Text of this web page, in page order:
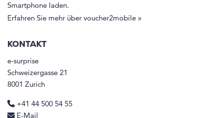
Smartphone laden.
Erfahren Sie mehr über voucher2mobile »
KONTAKT
e-surprise
Schweizergasse 21
8001 Zurich
+41 44 500 54 55
E-Mail